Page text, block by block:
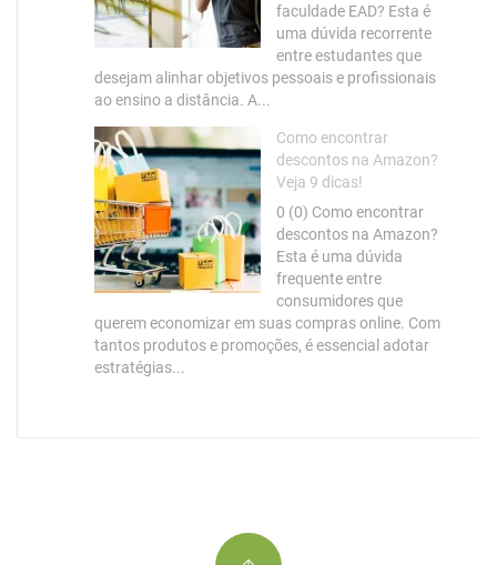
faculdade EAD? Esta é
uma dúvida recorrente
entre estudantes que
desejam alinhar objetivos pessoais e profissionais
ao ensino a distância. A...
Como encontrar
descontos na Amazon?
Veja 9 dicas!
0 (0) Como encontrar
descontos na Amazon?
Esta é uma dúvida
frequente entre
consumidores que
querem economizar em suas compras online. Com
tantos produtos e promoções, é essencial adotar
estratégias...